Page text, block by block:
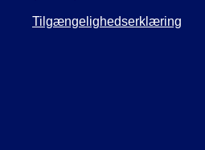
Tilgængelighedserklæring